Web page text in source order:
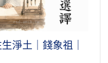
淨土｜錢象祖｜